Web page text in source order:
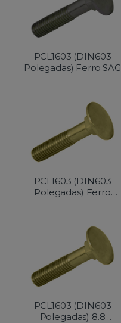
PCL1603 (DIN603
Polegadas) Ferro SAG
PCL1603 (DIN603
Polegadas) Ferro
PCL1603 (DIN603
Polegadas) 8.8